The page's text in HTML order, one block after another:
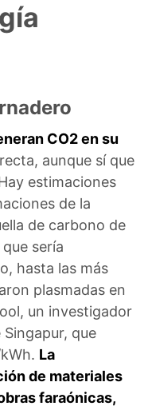
CO2 en su
aunque sí que
estimaciones
de la
de carbono de
sería
hasta las más
plasmadas en
un investigador
que
La
de materiales
faraónicas,